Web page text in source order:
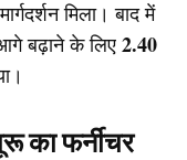
मिला। बाद में
बढ़ाने के लिए2.40
का फर्नीचर